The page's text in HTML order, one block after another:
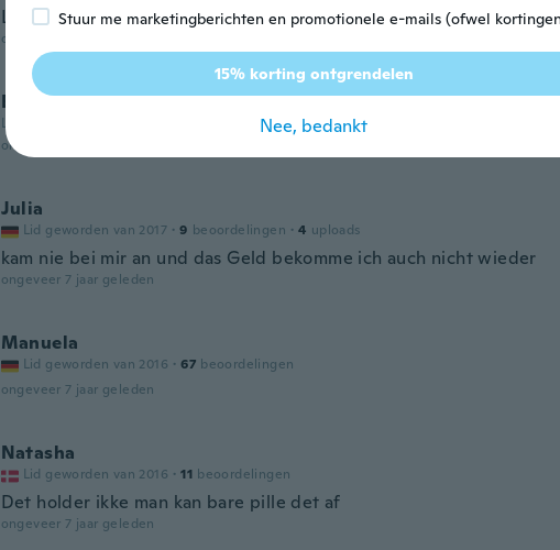
Lovely color
ongeveer 7 jaar geleden
Ellh
Lid geworden van 2018
beoordelingen
ongeveer 7 jaar geleden
Julia
Lid geworden van 2017 · 9 beoordelingen · 4 uploads
kam nie bei mir an und das Geld bekomme ich auch nicht wieder
ongeveer 7 jaar geleden
Manuela
Lid geworden van 2016 · 67 beoordelingen
ongeveer 7 jaar geleden
Natasha
Lid geworden van 2016 · 11 beoordelingen
Det holder ikke man kan bare pille det af
ongeveer 7 jaar geleden
Stuur me marketingberichten en promotionele e-mails (ofwel
15% korting ontgrendelen
Nee, bedankt